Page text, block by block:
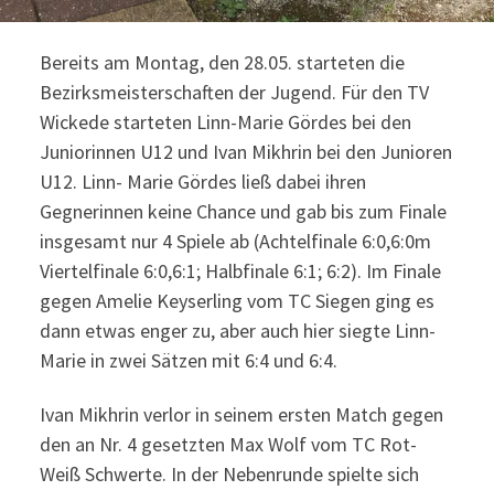
Bereits am Montag, den 28.05. starteten die
Bezirksmeisterschaften der Jugend. Für den TV
Wickede starteten Linn-Marie Gördes bei den
Juniorinnen U12 und Ivan Mikhrin bei den Junioren
U12. Linn- Marie Gördes ließ dabei ihren
Gegnerinnen keine Chance und gab bis zum Finale
insgesamt nur 4 Spiele ab (Achtelfinale 6:0,6:0m
Viertelfinale 6:0,6:1; Halbfinale 6:1; 6:2). Im Finale
gegen Amelie Keyserling vom TC Siegen ging es
dann etwas enger zu, aber auch hier siegte Linn-
Marie in zwei Sätzen mit 6:4 und 6:4.
Ivan Mikhrin verlor in seinem ersten Match gegen
den an Nr. 4 gesetzten Max Wolf vom TC Rot-
Weiß Schwerte. In der Nebenrunde spielte sich